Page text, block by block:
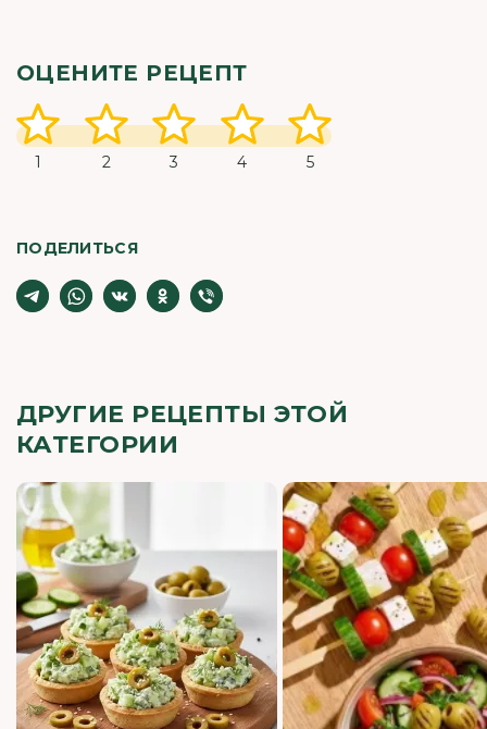
ОЦЕНИТЕ РЕЦЕПТ
1 2 3 4 5
ПОДЕЛИТЬСЯ
ДРУГИЕ РЕЦЕПТЫ ЭТОЙ
КАТЕГОРИИ